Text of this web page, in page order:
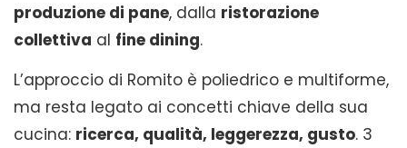
produzione di pane, dalla ristorazione
collettiva al fine dining.
L’approccio di Romito è poliedrico e multiforme,
ma resta legato ai concetti chiave della sua
cucina: ricerca, qualità, leggerezza, gusto. 3